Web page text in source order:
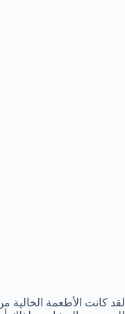
لقد كانت الأطعمة الخالية